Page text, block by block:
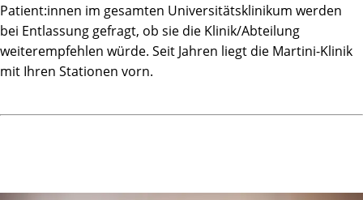
Patient:innen im gesamten Universitätsklinikum werden
bei Entlassung gefragt, ob sie die Klinik/Abteilung
weiterempfehlen würde. Seit Jahren liegt die Martini-Klinik
mit Ihren Stationen vorn.